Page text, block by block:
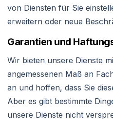
von Diensten für Sie
erweitern oder neue
Garantien und
Wir bieten unsere Dienste
angemessenen Maß an
an und hoffen, dass Sie
Aber es gibt bestimmte
unsere Dienste nicht